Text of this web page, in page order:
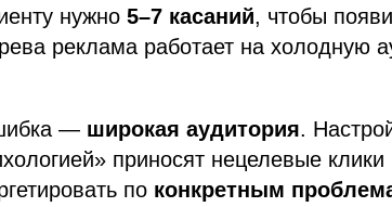
нужно 5–7 касаний, чтобы
реклама работает на холодную
— широкая аудитория.
приносят нецелевые
по конкретным